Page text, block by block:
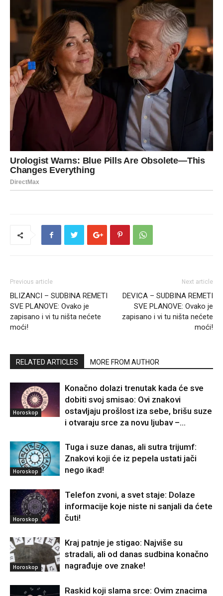
Previous article
BLIZANCI – SUDBINA REMETI
SVE PLANOVE: Ovako je
zapisano i vi tu ništa nećete
moći!
Next article
DEVICA – SUDBINA REMETI
SVE PLANOVE: Ovako je
zapisano i vi tu ništa nećete
moći!
RELATED ARTICLES MORE FROM AUTHOR
Horoskop
Konačno dolazi trenutak kada će sve
dobiti svoj smisao: Ovi znakovi
ostavljaju prošlost iza sebe, brišu suze
i otvaraju srce za novu ljubav –...
Horoskop
Tuga i suze danas, ali sutra trijumf:
Znakovi koji će iz pepela ustati jači
nego ikad!
Horoskop
Telefon zvoni, a svet staje: Dolaze
informacije koje niste ni sanjali da ćete
čuti!
Horoskop
Kraj patnje je stigao: Najviše su
stradali, ali od danas sudbina konačno
nagrađuje ove znake!
Raskid koji slama srce: Ovim znacima